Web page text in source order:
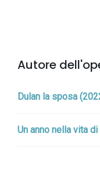
Autore
Dulan la sposa
Un anno nella vita